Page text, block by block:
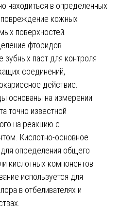
находиться в определенных
кожных
поверхностей.
фторидов
зубных паст для контроля
соединений,
действие.
основаны на измерении
точно известной
на реакцию с
Кислотно-основное
определения общего
кислотных компонентов.
используется для
в отбеливателях и